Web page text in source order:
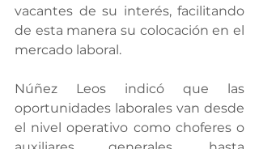
vacantes de su interés, facilitando
de esta manera su colocación en el
mercado laboral.
Núñez Leos indicó que las
oportunidades laborales van desde
el nivel operativo como choferes o